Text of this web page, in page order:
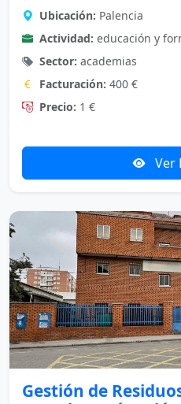
Ubicación: Palencia
Actividad: educación y
Sector: academias
Facturación: 400 €
Precio: 1 €
Ver
Gestión de